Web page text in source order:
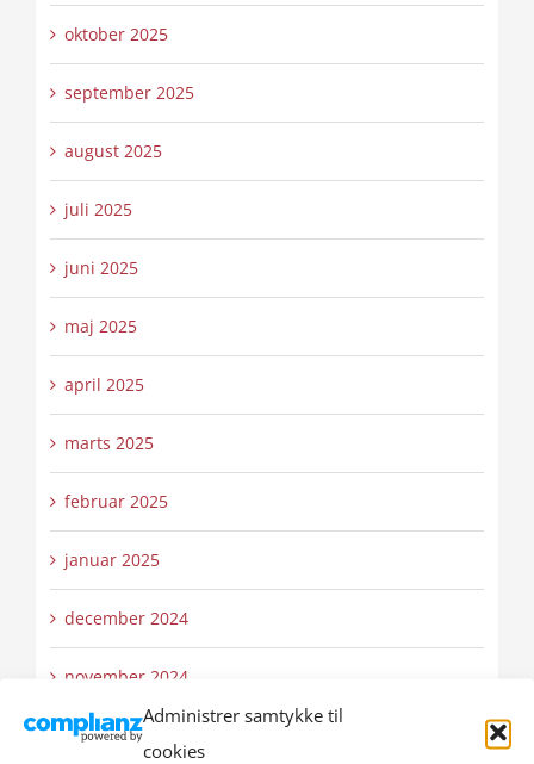
Administrer samtykke til
cookies
oktober 2025
september 2025
august 2025
juli 2025
juni 2025
maj 2025
april 2025
marts 2025
februar 2025
januar 2025
december 2024
november 2024
oktober 2024